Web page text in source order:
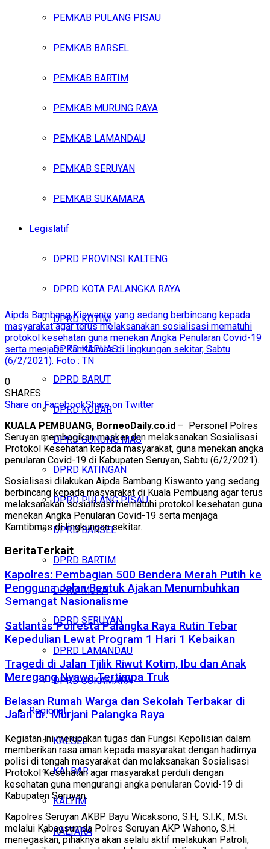
PEMKAB PULANG PISAU
PEMKAB BARSEL
PEMKAB BARTIM
PEMKAB MURUNG RAYA
PEMKAB LAMANDAU
PEMKAB SERUYAN
PEMKAB SUKAMARA
Legislatif
DPRD PROVINSI KALTENG
DPRD KOTA PALANGKA RAYA
DPRD KOTIM
DPRD KAPUAS
DPRD BARUT
DPRD KOBAR
DPRD GUNUNG MAS
DPRD KATINGAN
DPRD PULANG PISAU
DPRD BARSEL
DPRD BARTIM
DPRD MURA
DPRD SERUYAN
DPRD LAMANDAU
DPRD SUKAMARA
Regional
KALSEL
KALBAR
KALTIM
KALTARA
Aipda Bambang Kiswanto yang sedang berbincang kepada
masyarakat agar terus melaksanakan sosialisasi mematuhi
protokol kesehatan guna menekan Angka Penularan Covid-19
serta menjaga Kamtibmas di lingkungan sekitar, Sabtu
(6/2/2021). Foto : TN
0
SHARES
Share on FacebookShare on Twitter
KUALA PEMBUANG, BorneoDaily.co.id – Personel Polres
Seruyan membagikan masker dan melaksanakan Sosialisasi
Protokol Kesehatan kepada masyarakat, guna menekan angka
penularan Covid-19 di Kabupaten Seruyan, Sabtu (6/2/2021).
Sosialisasi dilakukan Aipda Bambang Kiswanto yang sedang
berbincang kepada masyarakat di Kuala Pembuang agar terus
melaksanakan sosialisasi mematuhi protokol kesehatan guna
menekan Angka Penularan Covid-19 serta menjaga
Kamtibmas di lingkungan sekitar.
BeritaTerkait
Kapolres: Pembagian 500 Bendera Merah Putih ke
Pengguna Jalan Bentuk Ajakan Menumbuhkan
Semangat Nasionalisme
Satlantas Polresta Palangka Raya Rutin Tebar
Kepedulian Lewat Program 1 Hari 1 Kebaikan
Tragedi di Jalan Tjilik Riwut Kotim, Ibu dan Anak
Meregang Nyawa Tertimpa Truk
Belasan Rumah Warga dan Sekolah Terbakar di
Jalan dr. Murjani Palangka Raya
Kegiatan ini merupakan tugas dan Fungsi Kepolisian dalam
memberikan rasa aman kepada masyarakat dengan hadirnya
polisi di tengah masyarakat dan melaksanakan Sosialisasi
Protokol Kesehatan agar masyarakat perduli dengan
kesehatan guna mengurangi angka penularan Covid-19 di
Kabupaten Seruyan.
Kapolres Seruyan AKBP Bayu Wicaksono, S.H,. S.I.K., M.Si.
melalui Kabagsumda Polres Seruyan AKP Wahono, S.H.
menegaskan, pihaknya akan selalu aktif melakukan Patroli,